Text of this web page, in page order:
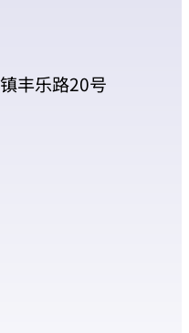
丰乐路20号